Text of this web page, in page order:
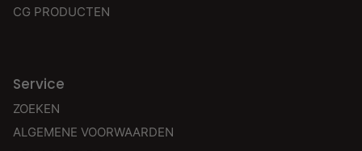
CG PRODUCTEN
Service
ZOEKEN
ALGEMENE VOORWAARDEN